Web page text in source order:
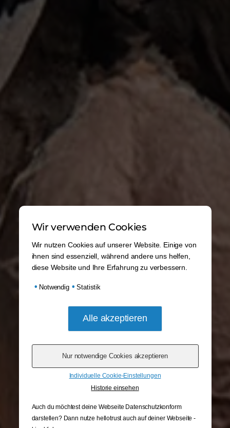
Wir verwenden Cookies
Wir nutzen Cookies auf unserer Website. Einige von
ihnen sind essenziell, während andere uns helfen,
diese Website und Ihre Erfahrung zu verbessern.
• Notwendig • Statistik
Individuelle Cookie-Einstellungen
Historie einsehen
Auch du möchtest deine Webseite Datenschutzkonform
darstellen? Dann nutze hellotrust auch auf deiner Webseite -